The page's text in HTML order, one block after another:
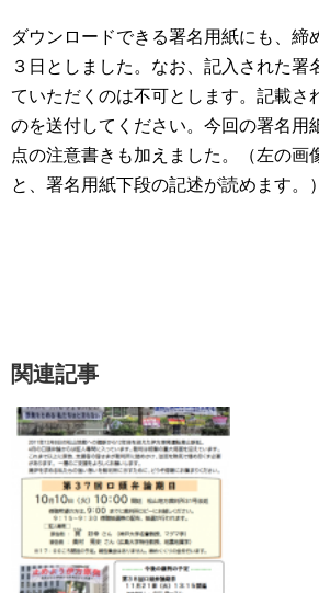
ダウンロードできる署名用紙にも、締
３日としました。なお、記入された署
ていただくのは不可とします。記載さ
のを送付してください。今回の署名用
点の注意書きも加えました。（左の画
と、署名用紙下段の記述が読めます。）
関連記事